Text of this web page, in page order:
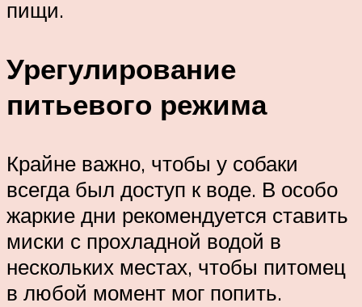
пищи.
Урегулирование
питьевого режима
Крайне важно, чтобы у собаки
всегда был доступ к воде. В особо
жаркие дни рекомендуется ставить
миски с прохладной водой в
нескольких местах, чтобы питомец
в любой момент мог попить.